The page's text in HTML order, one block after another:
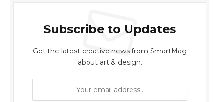
Subscribe to Updates
Get the latest creative news from SmartMag
about art & design.